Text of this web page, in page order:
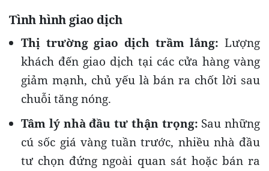
Tình hình giao dịch
Thị trường giao dịch trầm lắng: Lượng
khách đến giao dịch tại các cửa hàng vàng
giảm mạnh, chủ yếu là bán ra chốt lời sau
chuỗi tăng nóng.
Tâm lý nhà đầu tư thận trọng: Sau những
cú sốc giá vàng tuần trước, nhiều nhà đầu
tư chọn đứng ngoài quan sát hoặc bán ra